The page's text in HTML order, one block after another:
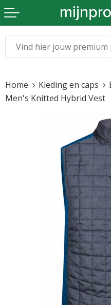
Kleding & caps
Werkkleding
Tassen en reizen
Beurs en
Bloemen en planten
Sinterklaas
Home Kleding en caps
Men's Knitted Hybrid Vest